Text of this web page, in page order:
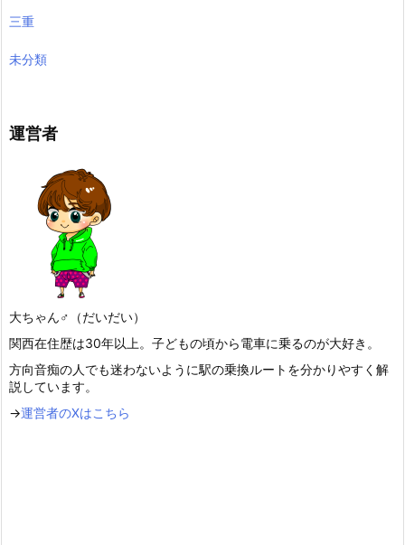
三重
未分類
運営者
大ちゃん♂（だいだい）
関西在住歴は30年以上。子どもの頃から電車に乗るのが大好き。
方向音痴の人でも迷わないように駅の乗換ルートを分かりやすく解
説しています。
→運営者のXはこちら